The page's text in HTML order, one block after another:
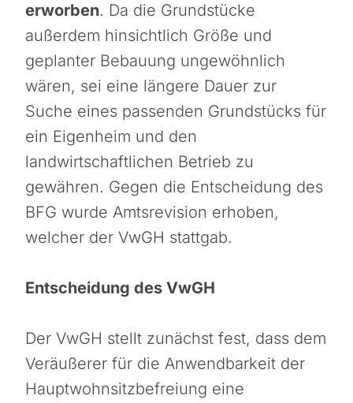
erworben. Da die Grundstücke
außerdem hinsichtlich Größe und
geplanter Bebauung ungewöhnlich
wären, sei eine längere Dauer zur
Suche eines passenden Grundstücks für
ein Eigenheim und den
landwirtschaftlichen Betrieb zu
gewähren. Gegen die Entscheidung des
BFG wurde Amtsrevision erhoben,
welcher der VwGH stattgab.
Entscheidung des VwGH
Der VwGH stellt zunächst fest, dass dem
Veräußerer für die Anwendbarkeit der
Hauptwohnsitzbefreiung eine